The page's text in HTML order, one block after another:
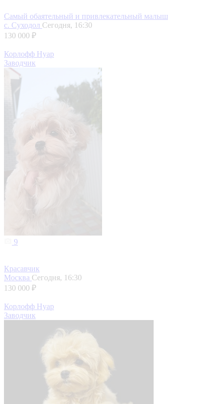
Самый обаятельный и привлекательный малыш
с. Суходол Сегодня, 16:30
130 000 ₽
Корлофф Нуар
Заводчик
9
Красавчик
Москва Сегодня, 16:30
130 000 ₽
Корлофф Нуар
Заводчик